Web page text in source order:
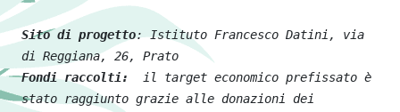
Sito di progetto: Istituto Francesco Datini, via
Fondi raccolti:
il target economico prefissato è
stato raggiunto grazie alle donazioni dei